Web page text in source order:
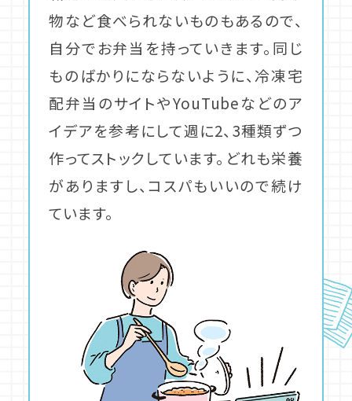
物など食べられないものもあるので、
自分でお弁当を持っていきます。同じ
ものばかりにならないように、冷凍宅
配弁当のサイトやYouTubeなどのア
イデアを参考にして週に2、3種類ずつ
作ってストックしています。どれも栄養
がありますし、コスパもいいので続け
ています。